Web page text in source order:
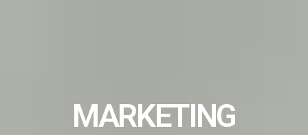
MARKETING